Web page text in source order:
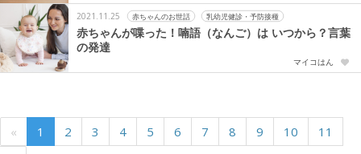
2021.11.25 赤ちゃんのお世話 乳幼児健診・予防接種
赤ちゃんが喋った！喃語（なんご）は いつから？言葉
の発達
マイコはん
« 1 2 3 4 5 6 7 8 9 10
11